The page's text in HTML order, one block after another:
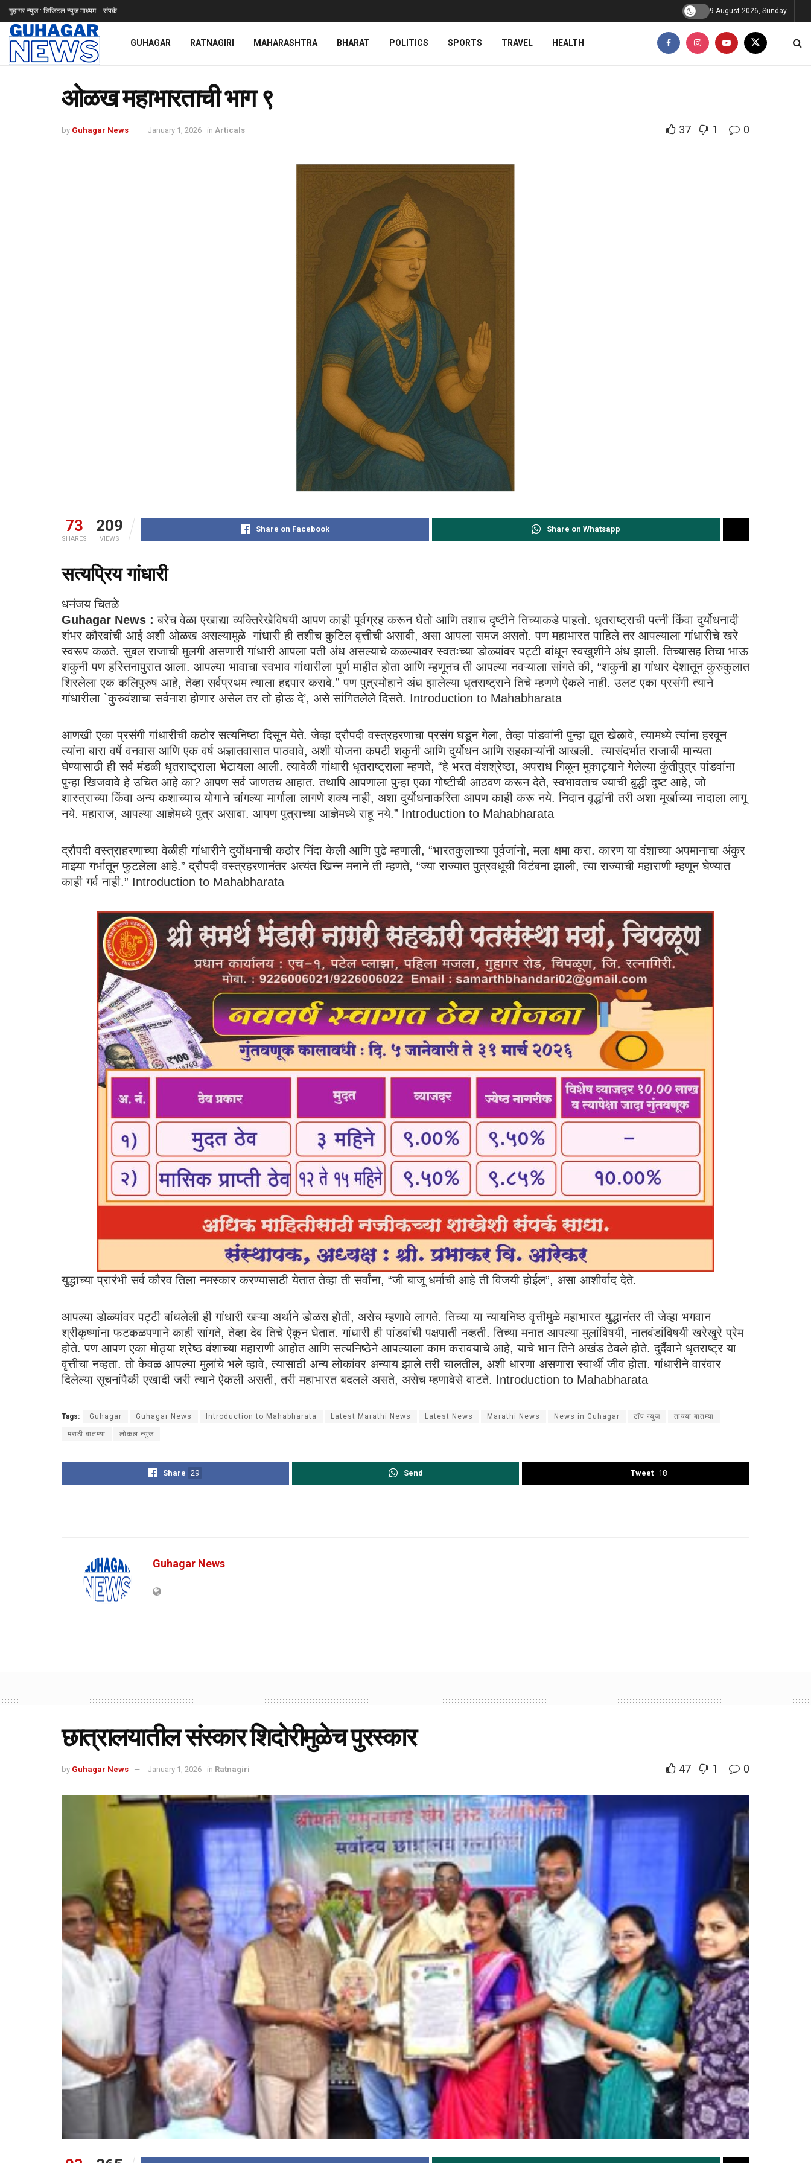
गुहागर न्युज : डिजिटल न्युज माध्यम संपर्क 9 August 2026, Sunday
GUHAGAR RATNAGIRI MAHARASHTRA BHARAT POLITICS SPORTS TRAVEL HEALTH
ओळख महाभारताची भाग ९
by Guhagar News January 1, 2026 in Articals 37 1 0
73
SHARES
209
VIEWS
Share on Facebook Share on Whatsapp
सत्यप्रिय गांधारी
धनंजय चितळे
Guhagar News : बरेच वेळा एखाद्या व्यक्तिरेखेविषयी आपण काही पूर्वग्रह करून घेतो आणि तशाच दृष्टीने तिच्याकडे पाहतो. धृतराष्ट्राची पत्नी किंवा दुर्योधनादी
शंभर कौरवांची आई अशी ओळख असल्यामुळे गांधारी ही तशीच कुटिल वृत्तीची असावी, असा आपला समज असतो. पण महाभारत पाहिले तर आपल्याला गांधारीचे खरे
स्वरूप कळते. सुबल राजाची मुलगी असणारी गांधारी आपला पती अंध असल्याचे कळल्यावर स्वतःच्या डोळ्यांवर पट्टी बांधून स्वखुशीने अंध झाली. तिच्यासह तिचा भाऊ
शकुनी पण हस्तिनापुरात आला. आपल्या भावाचा स्वभाव गांधारीला पूर्ण माहीत होता आणि म्हणूनच ती आपल्या नवऱ्याला सांगते की, “शकुनी हा गांधार देशातून कुरुकुलात
शिरलेला एक कलिपुरुष आहे, तेव्हा सर्वप्रथम त्याला हद्दपार करावे.” पण पुत्रमोहाने अंध झालेल्या धृतराष्ट्राने तिचे म्हणणे ऐकले नाही. उलट एका प्रसंगी त्याने
गांधारीला `कुरुवंशाचा सर्वनाश होणार असेल तर तो होऊ दे’, असे सांगितलेले दिसते. Introduction to Mahabharata
आणखी एका प्रसंगी गांधारीची कठोर सत्यनिष्ठा दिसून येते. जेव्हा द्रौपदी वस्त्रहरणाचा प्रसंग घडून गेला, तेव्हा पांडवांनी पुन्हा द्यूत खेळावे, त्यामध्ये त्यांना हरवून
त्यांना बारा वर्षे वनवास आणि एक वर्ष अज्ञातवासात पाठवावे, अशी योजना कपटी शकुनी आणि दुर्योधन आणि सहकाऱ्यांनी आखली. त्यासंदर्भात राजाची मान्यता
घेण्यासाठी ही सर्व मंडळी धृतराष्ट्राला भेटायला आली. त्यावेळी गांधारी धृतराष्ट्राला म्हणते, “हे भरत वंशश्रेष्ठा, अपराध गिळून मुकाट्याने गेलेल्या कुंतीपुत्र पांडवांना
पुन्हा खिजवावे हे उचित आहे का? आपण सर्व जाणतच आहात. तथापि आपणाला पुन्हा एका गोष्टीची आठवण करून देते, स्वभावताच ज्याची बुद्धी दुष्ट आहे, जो
शास्त्राच्या किंवा अन्य कशाच्याच योगाने चांगल्या मार्गाला लागणे शक्य नाही, अशा दुर्योधनाकरिता आपण काही करू नये. निदान वृद्धांनी तरी अशा मूर्खाच्या नादाला लागू
नये. महाराज, आपल्या आज्ञेमध्ये पुत्र असावा. आपण पुत्राच्या आज्ञेमध्ये राहू नये.” Introduction to Mahabharata
द्रौपदी वस्त्राहरणाच्या वेळीही गांधारीने दुर्योधनाची कठोर निंदा केली आणि पुढे म्हणाली, “भारतकुलाच्या पूर्वजांनो, मला क्षमा करा. कारण या वंशाच्या अपमानाचा अंकुर
माझ्या गर्भातून फुटलेला आहे.” द्रौपदी वस्त्रहरणानंतर अत्यंत खिन्न मनाने ती म्हणते, “ज्या राज्यात पुत्रवधूची विटंबना झाली, त्या राज्याची महाराणी म्हणून घेण्यात
काही गर्व नाही.” Introduction to Mahabharata
युद्धाच्या प्रारंभी सर्व कौरव तिला नमस्कार करण्यासाठी येतात तेव्हा ती सर्वांना, “जी बाजू धर्माची आहे ती विजयी होईल”, असा आशीर्वाद देते.
आपल्या डोळ्यांवर पट्टी बांधलेली ही गांधारी खऱ्या अर्थाने डोळस होती, असेच म्हणावे लागते. तिच्या या न्यायनिष्ठ वृत्तीमुळे महाभारत युद्धानंतर ती जेव्हा भगवान
श्रीकृष्णांना फटकळपणाने काही सांगते, तेव्हा देव तिचे ऐकून घेतात. गांधारी ही पांडवांची पक्षपाती नव्हती. तिच्या मनात आपल्या मुलांविषयी, नातवंडांविषयी खरेखुरे प्रेम
होते. पण आपण एका मोठ्या श्रेष्ठ वंशाच्या महाराणी आहोत आणि सत्यनिष्ठेने आपल्याला काम करावयाचे आहे, याचे भान तिने अखंड ठेवले होते. दुर्दैवाने धृतराष्ट्र या
वृत्तीचा नव्हता. तो केवळ आपल्या मुलांचे भले व्हावे, त्यासाठी अन्य लोकांवर अन्याय झाले तरी चालतील, अशी धारणा असणारा स्वार्थी जीव होता. गांधारीने वारंवार
दिलेल्या सूचनांपैकी एखादी जरी त्याने ऐकली असती, तरी महाभारत बदलले असते, असेच म्हणावेसे वाटते. Introduction to Mahabharata
Tags: Guhagar Guhagar News Introduction to Mahabharata Latest Marathi News Latest News Marathi News News in Guhagar टॉप न्युज ताज्या बातम्या
मराठी बातम्या लोकल न्युज
Share 29 Send Tweet 18
Guhagar News
छात्रालयातील संस्कार शिदोरीमुळेच पुरस्कार
by Guhagar News January 1, 2026 in Ratnagiri 47 1 0